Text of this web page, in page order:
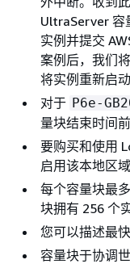
UltraServer 容
实例并提交
案例后，我们
将实例重新启
对于 P6e-
量块结束时间
要购买和使用
启用该本地区域
每个容量块最
块拥有 256 个
您可以描述最
容量块于协调